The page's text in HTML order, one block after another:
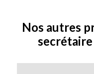
Nos autres